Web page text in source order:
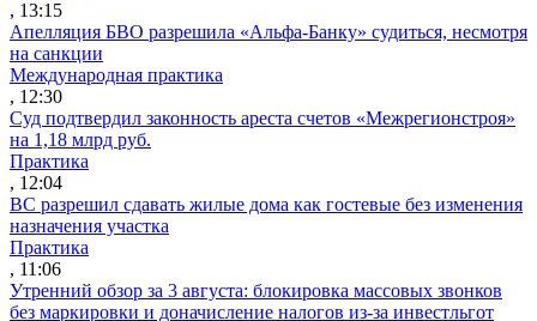
, 13:15
Апелляция БВО разрешила «Альфа-Банку» судиться, несмотря
на санкции
Международная практика
, 12:30
Суд подтвердил законность ареста счетов «Межрегионстроя»
на 1,18 млрд руб.
Практика
, 12:04
ВС разрешил сдавать жилые дома как гостевые без изменения
назначения участка
Практика
, 11:06
Утренний обзор за 3 августа: блокировка массовых звонков
без маркировки и доначисление налогов из-за инвестльгот